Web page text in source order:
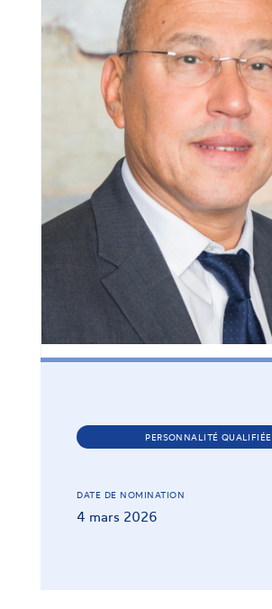
PERSONNALITÉ QUALIFIÉE
DATE DE NOMINATION
4 mars 2026